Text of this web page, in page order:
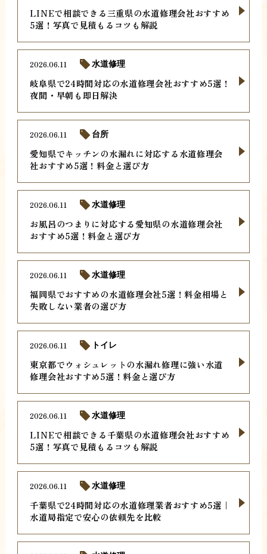
LINEで相談できる三重県の水道修理会社おすすめ
5選！写真で見積もるコツも解説
岐阜県で24時間対応の水道修理会社おすすめ5選！
夜間・早朝も即日解決
2026.06.11 水道修理
愛知県でキッチンの水漏れに対応する水道修理会
社おすすめ5選！料金と選び方
2026.06.11 台所
お風呂のつまりに対応する愛知県の水道修理会社
おすすめ5選！料金と選び方
2026.06.11 水道修理
福岡県でおすすめの水道修理会社5選！料金相場と
失敗しない業者の選び方
2026.06.11 水道修理
東京都でウォシュレットの水漏れ修理に強い水道
修理会社おすすめ5選！料金と選び方
2026.06.11 トイレ
LINEで相談できる千葉県の水道修理会社おすすめ
5選！写真で見積もるコツも解説
2026.06.11 水道修理
千葉県で24時間対応の水道修理業者おすすめ5選｜
水道局指定で安心の依頼先を比較
2026.06.11 水道修理